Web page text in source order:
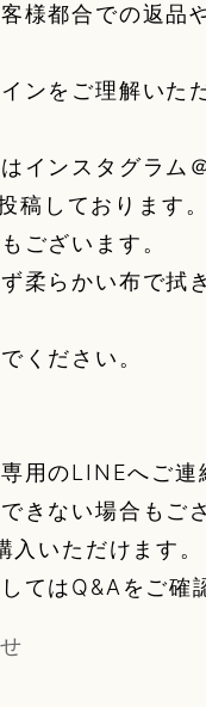
様都合での返品
ンをご理解いた
インスタグラム
しております。
ございます。
柔らかい布で拭
ください。
用のLINEへご連
きない場合もご
いただけます。
てはQ&Aをご確